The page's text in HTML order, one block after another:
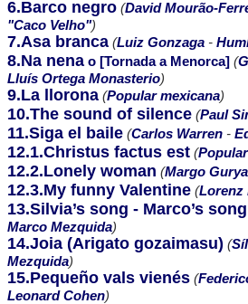
6.Barco negro (David Mourão-
"Caco Velho")
7.Asa branca (Luiz Gonzaga -
8.Na nena o [Tornada a Menorca] (
Lluís Ortega Monasterio)
9.La llorona (Popular mexicana)
10.The sound of silence (Paul
11.Siga el baile (Carlos Warren -
12.1.Christus factus est (Popular
12.2.Lonely woman (Margo
12.3.My funny Valentine (Lorenz
13.Silvia’s song - Marco’s song
Marco Mezquida)
14.Joia (Arigato gozaimasu) (
Mezquida)
15.Pequeño vals vienés (
Leonard Cohen)